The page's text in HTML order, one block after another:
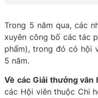
Trong 5 năm qua, các
xuyên công bố các tác
phẩm), trong đó có hội
5 năm.
Về các Giải thưởng văn
các Hội viên thuộc Chi